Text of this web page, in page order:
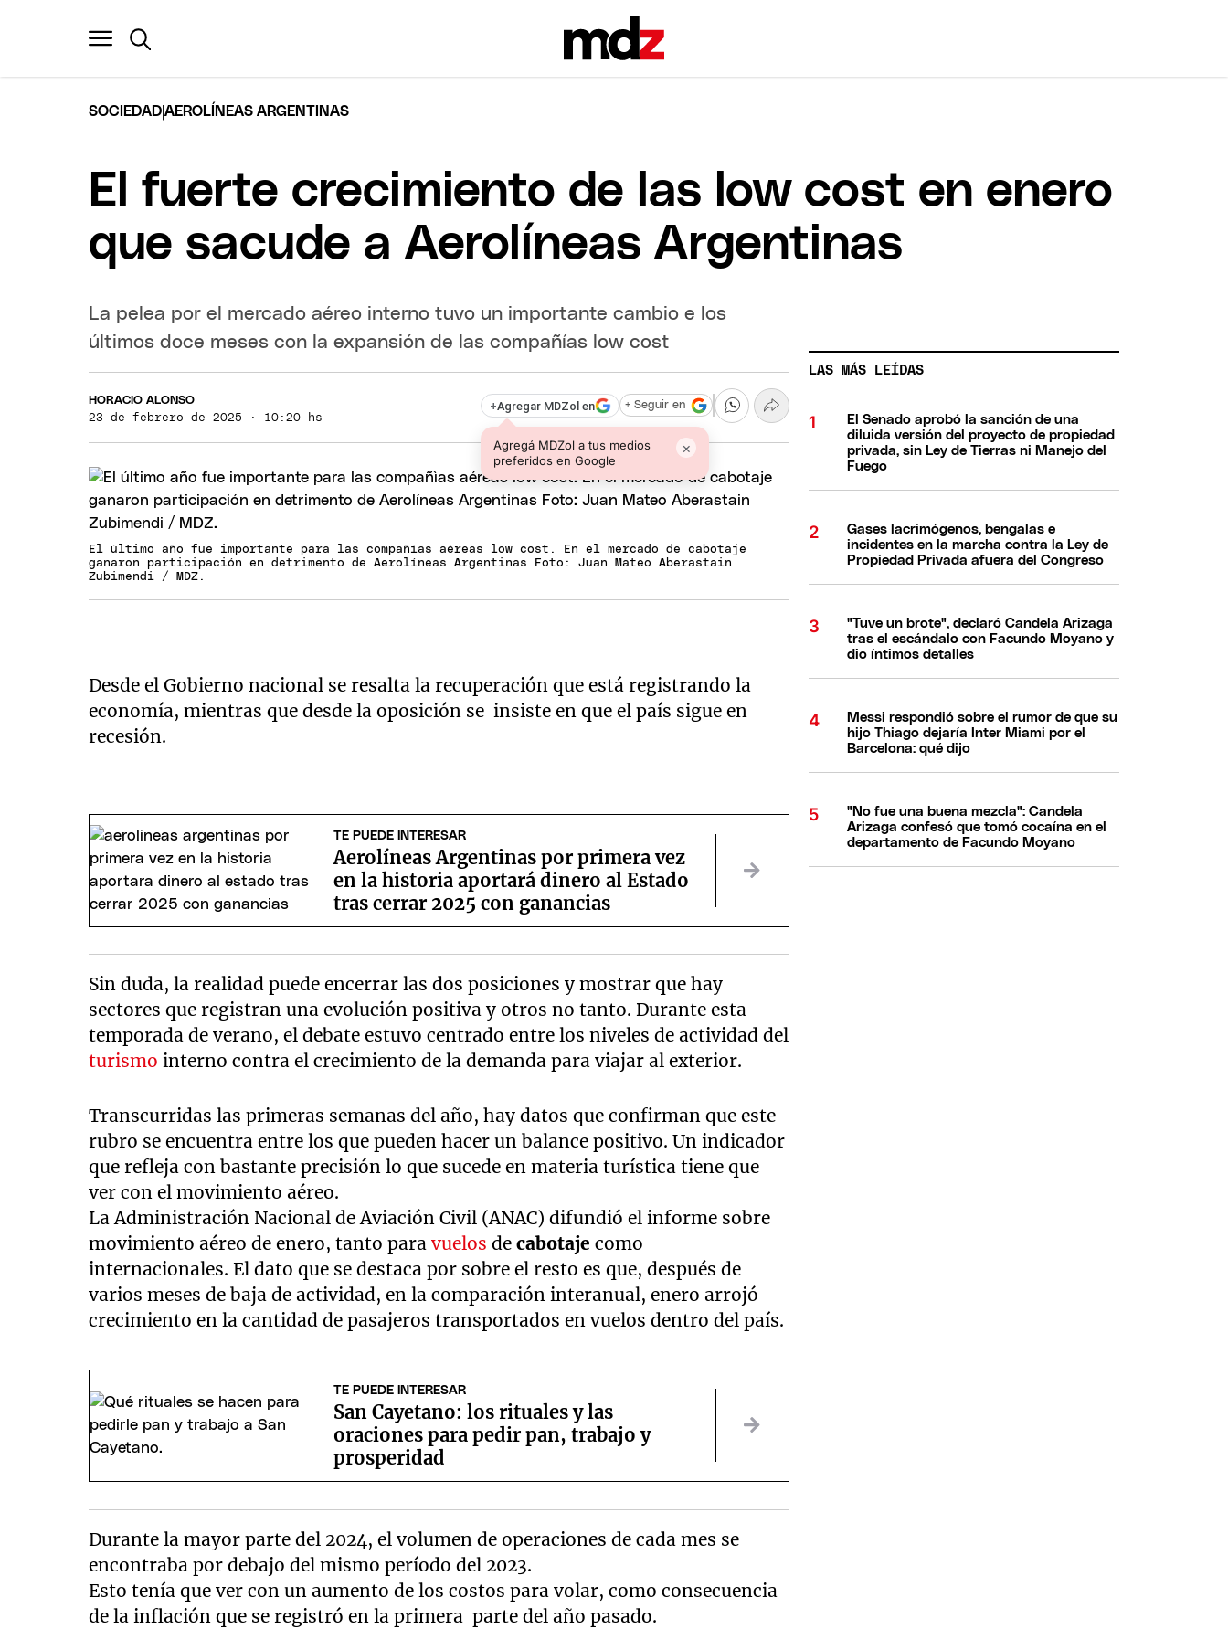
SOCIEDAD|AEROLÍNEAS ARGENTINAS
El fuerte crecimiento de las low cost en enero
que sacude a Aerolíneas Argentinas
La pelea por el mercado aéreo interno tuvo un importante cambio e los
últimos doce meses con la expansión de las compañías low cost
HORACIO ALONSO
23 de febrero de 2025 · 10:20 hs
+Agregar MDZol en
Agregá MDZol a tus medios
preferidos en Google
×
+ Seguir en
El último año fue importante para las compañìas aéreas low cost. En el mercado de cabotaje
ganaron participación en detrimento de Aerolíneas Argentinas Foto: Juan Mateo Aberastain
Zubimendi / MDZ.
Desde el Gobierno nacional se resalta la recuperación que está registrando la
economía, mientras que desde la oposición se insiste en que el país sigue en
recesión.
TE PUEDE INTERESAR
Aerolíneas Argentinas por primera vez
en la historia aportará dinero al Estado
tras cerrar 2025 con ganancias
Sin duda, la realidad puede encerrar las dos posiciones y mostrar que hay
sectores que registran una evolución positiva y otros no tanto. Durante esta
temporada de verano, el debate estuvo centrado entre los niveles de actividad del
turismo interno contra el crecimiento de la demanda para viajar al exterior.
Transcurridas las primeras semanas del año, hay datos que confirman que este
rubro se encuentra entre los que pueden hacer un balance positivo. Un indicador
que refleja con bastante precisión lo que sucede en materia turística tiene que
ver con el movimiento aéreo.
La Administración Nacional de Aviación Civil (ANAC) difundió el informe sobre
movimiento aéreo de enero, tanto paravuelos decabotaje como
internacionales. El dato que se destaca por sobre el resto es que, después de
varios meses de baja de actividad, en la comparación interanual, enero arrojó
crecimiento en la cantidad de pasajeros transportados en vuelos dentro del país.
TE PUEDE INTERESAR
San Cayetano: los rituales y las
oraciones para pedir pan, trabajo y
prosperidad
Durante la mayor parte del 2024, el volumen de operaciones de cada mes se
encontraba por debajo del mismo período del 2023.
Esto tenía que ver con un aumento de los costos para volar, como consecuencia
de la inflación que se registró en la primera parte del año pasado.
LAS MÁS LEÍDAS
El Senado aprobó la sanción de una
diluida versión del proyecto de propiedad
privada, sin Ley de Tierras ni Manejo del
Fuego
Gases lacrimógenos, bengalas e
incidentes en la marcha contra la Ley de
Propiedad Privada afuera del Congreso
"Tuve un brote", declaró Candela Arizaga
tras el escándalo con Facundo Moyano y
dio íntimos detalles
Messi respondió sobre el rumor de que su
hijo Thiago dejaría Inter Miami por el
Barcelona: qué dijo
"No fue una buena mezcla": Candela
Arizaga confesó que tomó cocaína en el
departamento de Facundo Moyano